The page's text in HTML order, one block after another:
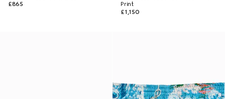
£865
Print
£1,150